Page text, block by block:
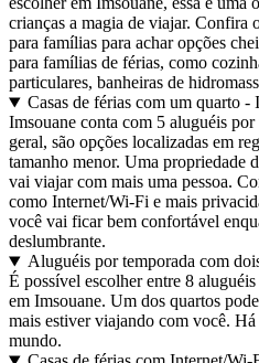
crianças a magia de viajar. Confira
para famílias para achar opções
para famílias de férias, como
particulares, banheiras de
Casas de férias com um quarto -
Imsouane conta com 5 aluguéis
geral, são opções localizadas em
tamanho menor. Uma propriedade
vai viajar com mais uma pessoa.
como Internet/Wi-Fi e mais
você vai ficar bem confortável
deslumbrante.
Aluguéis por temporada com
É possível escolher entre 8
em Imsouane. Um dos quartos
mais estiver viajando com você.
mundo.